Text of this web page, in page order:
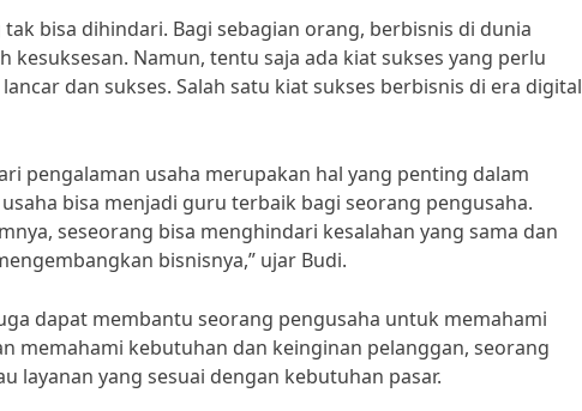
bisa dihindari. Bagi sebagian orang, berbisnis di dunia
Namun, tentu saja ada kiat sukses yang perlu
dan sukses. Salah satu kiat sukses berbisnis di era digital
pengalaman usaha merupakan hal yang penting dalam
bisa menjadi guru terbaik bagi seorang pengusaha.
seseorang bisa menghindari kesalahan yang sama dan
bisnisnya,” ujar Budi.
dapat membantu seorang pengusaha untuk memahami
memahami kebutuhan dan keinginan pelanggan, seorang
layanan yang sesuai dengan kebutuhan pasar.